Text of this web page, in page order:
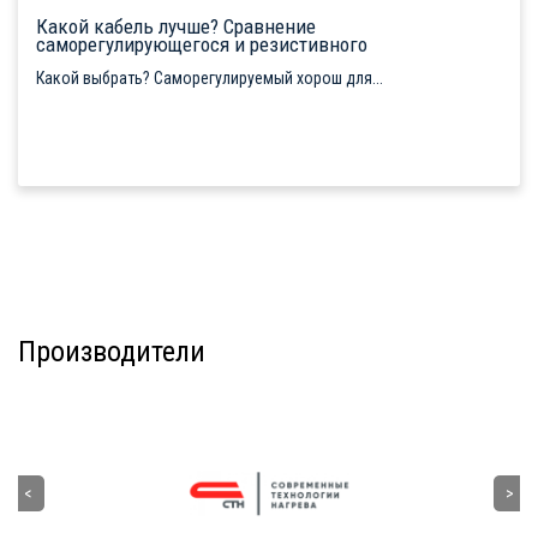
Какой кабель лучше? Сравнение
саморегулирующегося и резистивного
Какой выбрать? Саморегулируемый хорош для...
Производители